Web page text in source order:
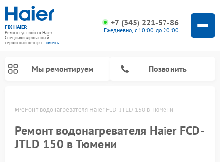
FIX-HAIER
Ремонт устройств Haier
Специализированный
cервисный центр г.Тюмень
+7 (345) 221-57-86
Ежедневно, с 10:00 до 20:00
Мы ремонтируем Позвонить
Ремонт водонагревателя Haier FCD-JTLD 150 в Тюмени
Ремонт водонагревателя Haier FCD-
JTLD 150 в Тюмени